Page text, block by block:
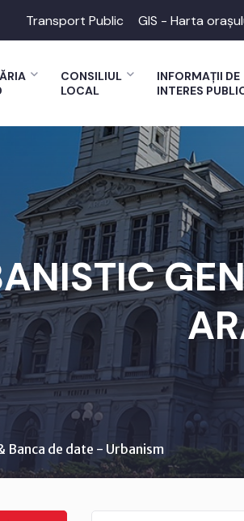
Transport Public GIS - Harta
CONSILIUL
LOCAL
INFORMAȚII DE
INTERES
Banca de date - Urbanism